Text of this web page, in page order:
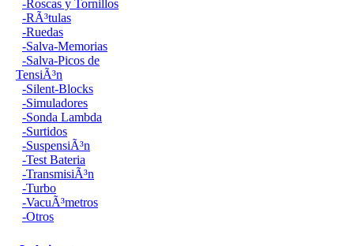
-Roscas y Tornillos
-RÃ³tulas
-Ruedas
-Salva-Memorias
-Salva-Picos de
TensiÃ³n
-Silent-Blocks
-Simuladores
-Sonda Lambda
-Surtidos
-SuspensiÃ³n
-Test Bateria
-TransmisiÃ³n
-Turbo
-VacuÃ³metros
-Otros